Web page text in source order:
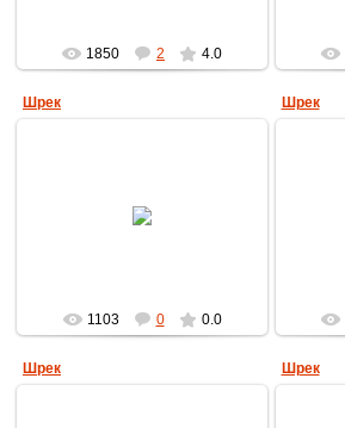
1850 2 4.0
Шрек
1103 0 0.0
Шрек
Шрек Шрек